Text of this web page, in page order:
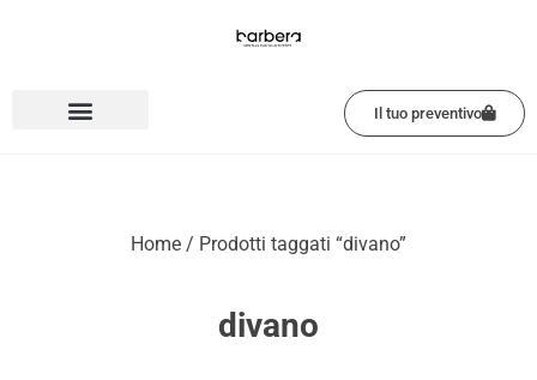
Il tuo preventivo
Home / Prodotti taggati “divano”
divano